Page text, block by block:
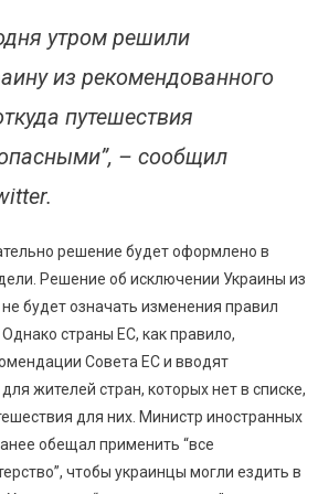
Неделе
утром решили
из рекомендованного
путешествия
– сообщил
решение будет оформлено в
Решение об исключении Украины из
будет означать изменения правил
страны ЕС, как правило,
Совета ЕС и вводят
жителей стран, которых нет в списке,
для них. Министр иностранных
обещал применить “все
чтобы украинцы могли ездить в